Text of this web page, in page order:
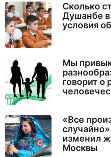
Сколько
Душанбе
условия
Мы
говорит о
«Все
изменил
Москвы